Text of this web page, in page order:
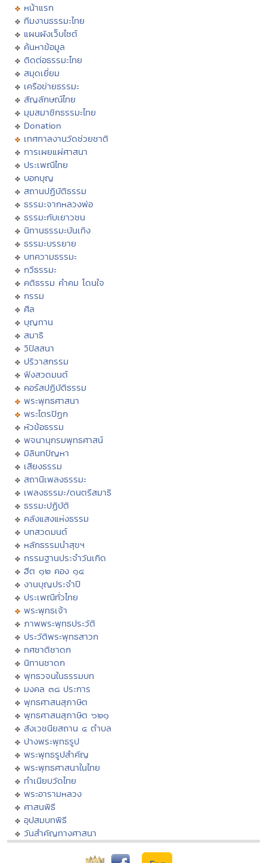
หน้าแรก
ทีมงานธรรมะไทย
แผนผังเว็บไซต์
ค้นหาข้อมูล
ติดต่อธรรมะไทย
สมุดเยี่ยม
เครือข่ายธรรมะ
สัญลักษณ์ไทย
มุมสมาชิกธรรมะไทย
Donation
เทศกาลงานวัดช่วยชาติ
การเผยแผ่ศาสนา
ประเพณีไทย
บอกบุญ
สถานปฏิบัติธรรม
ธรรมะจากหลวงพ่อ
ธรรมะกับเยาวชน
นิทานธรรมะบันเทิง
ธรรมะบรรยาย
บทความธรรมะ
กวีธรรมะ
คติธรรม คำคม โดนใจ
กรรม
ศีล
บุญทาน
สมาธิ
วิปัสสนา
ปริวาสกรรม
ฟังสวดมนต์
คอร์สปฏิบัติธรรม
พระพุทธศาสนา
พระไตรปิฏก
หัวข้อธรรม
พจนานุกรมพุทธศาสน์
มิลินทปัญหา
เสียงธรรม
สถานีเพลงธรรมะ
เพลงธรรมะ/ดนตรีสมาธิ
ธรรมะปฏิบัติ
คลังแสงแห่งธรรม
บทสวดมนต์
หลักธรรมนำสุขฯ
กรรมฐานประจำวันเกิด
ฮีต ๑๒ คอง ๑๔
งานบุญประจำปี
ประเพณีทั่วไทย
พระพุทธเจ้า
ภาพพระพุทธประวัติ
ประวัติพระพุทธสาวก
ทศชาติชาดก
นิทานชาดก
พุทธวจนในธรรมบท
มงคล ๓๘ ประการ
พุทธศาสนสุภาษิต
พุทธศาสนสุภาษิต ๖๒๑
สังเวชนียสถาน ๔ ตำบล
ปางพระพุทธรูป
พระพุทธรูปสำคัญ
พระพุทธศาสนาในไทย
ทำเนียบวัดไทย
พระอารามหลวง
ศาสนพิธี
อุปสมบทพิธี
วันสำคัญทางศาสนา